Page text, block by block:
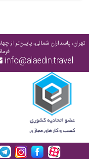
تهران، پاسداران شمالی، پایین‌تر از
info@alaedin.travel